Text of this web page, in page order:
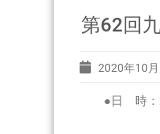
第62回
2020年10
●日 時：
12:45